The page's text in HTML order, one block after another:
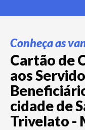
Conheça as
Cartão de
aos
cidade de
Trivelato -